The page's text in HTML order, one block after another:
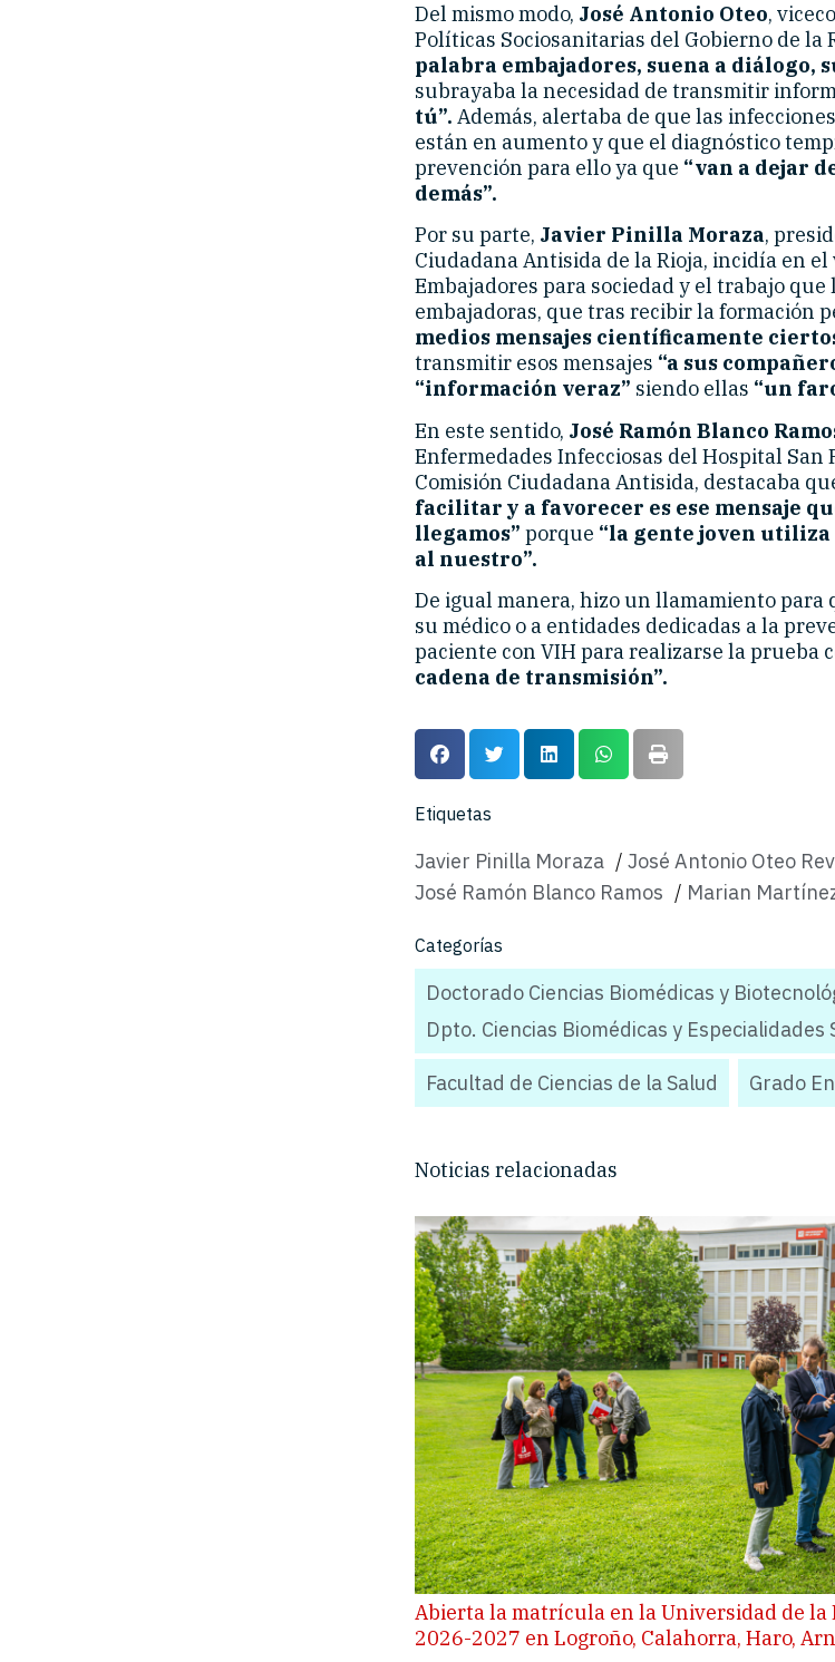
Del mismo modo, José Antonio Oteo,
Políticas Sociosanitarias del Gobierno de la
palabra embajadores, suena a diálogo,
subrayaba la necesidad de transmitir
tú”. Además, alertaba de que las
están en aumento y que el diagnóstico
prevención para ello ya que “van a dejar
demás”.
Por su parte, Javier Pinilla Moraza,
Ciudadana Antisida de la Rioja, incidía en
Embajadores para sociedad y el trabajo que
embajadoras, que tras recibir la formación
medios mensajes científicamente
transmitir esos mensajes “a sus
“información veraz” siendo ellas “un
En este sentido, José Ramón Blanco
Enfermedades Infecciosas del Hospital San
Comisión Ciudadana Antisida, destacaba
facilitar y a favorecer es ese mensaje
llegamos” porque “la gente joven
al nuestro”.
De igual manera, hizo un llamamiento para
su médico o a entidades dedicadas a la
paciente con VIH para realizarse la prueba
cadena de transmisión”.
Etiquetas
Javier Pinilla Moraza / José Antonio Oteo
José Ramón Blanco Ramos / Marian
Categorías
Doctorado Ciencias Biomédicas y
Dpto. Ciencias Biomédicas y Especialidades
Facultad de Ciencias de la Salud Grado
Noticias relacionadas
Abierta la matrícula en la Universidad de la
2026-2027 en Logroño, Calahorra, Haro,